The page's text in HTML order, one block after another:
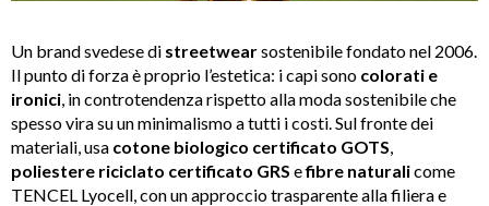
Un brand svedese di streetwearsostenibile fondato nel 2006.
Il punto di forza è proprio l’estetica: i capi sono colorati e
ironici, in controtendenza rispetto alla moda sostenibile che
spesso vira su un minimalismo a tutti i costi. Sul fronte dei
materiali, usa cotone biologico certificato GOTS,
poliestere riciclato certificato GRS efibre naturalicome
TENCEL Lyocell, con un approccio trasparente alla filiera e